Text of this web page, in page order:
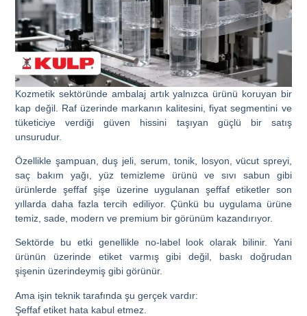
Kozmetik sektöründe ambalaj artık yalnızca ürünü koruyan bir
kap değil. Raf üzerinde markanın kalitesini, fiyat segmentini ve
tüketiciye verdiği güven hissini taşıyan güçlü bir satış
unsurudur.
Özellikle şampuan, duş jeli, serum, tonik, losyon, vücut spreyi,
saç bakım yağı, yüz temizleme ürünü ve sıvı sabun gibi
ürünlerde şeffaf şişe üzerine uygulanan şeffaf etiketler son
yıllarda daha fazla tercih ediliyor. Çünkü bu uygulama ürüne
temiz, sade, modern ve premium bir görünüm kazandırıyor.
Sektörde bu etki genellikle no-label look olarak bilinir. Yani
ürünün üzerinde etiket varmış gibi değil, baskı doğrudan
şişenin üzerindeymiş gibi görünür.
Ama işin teknik tarafında şu gerçek vardır:
Şeffaf etiket hata kabul etmez.